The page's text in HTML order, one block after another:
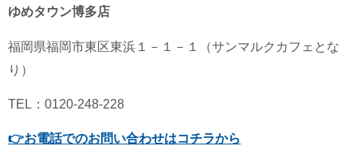
ゆめタウン博多店
福岡県福岡市東区東浜１－１－１（サンマルクカフェとな
り）
TEL：0120-248-228
👉お電話でのお問い合わせはコチラから